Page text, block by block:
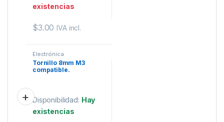
existencias
$3.00 IVA incl.
Electrónica
Tornillo 8mm M3
compatible.
Disponibilidad: Hay
existencias